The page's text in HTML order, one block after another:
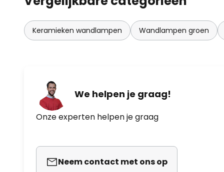
Keramieken wandlampen Wandlampen groen
We helpen je graag!
Onze experten helpen je graag
Neem contact met ons op